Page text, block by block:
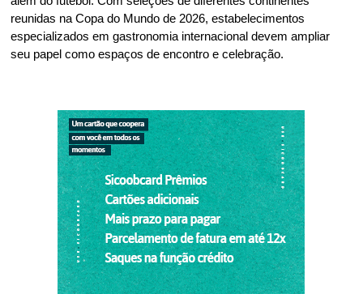
reunidas na Copa do Mundo de 2026, estabelecimentos
especializados em gastronomia internacional devem ampliar
seu papel como espaços de encontro e celebração.